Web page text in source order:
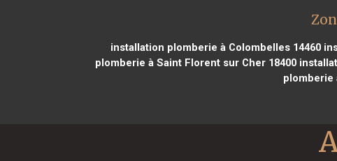
installation plomberie à Colombelles 14460
plomberie à Saint Florent sur Cher 18400
plomberie